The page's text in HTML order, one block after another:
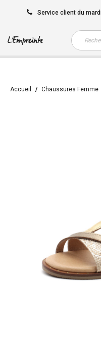
Service client du
Accueil Chaussures Femme